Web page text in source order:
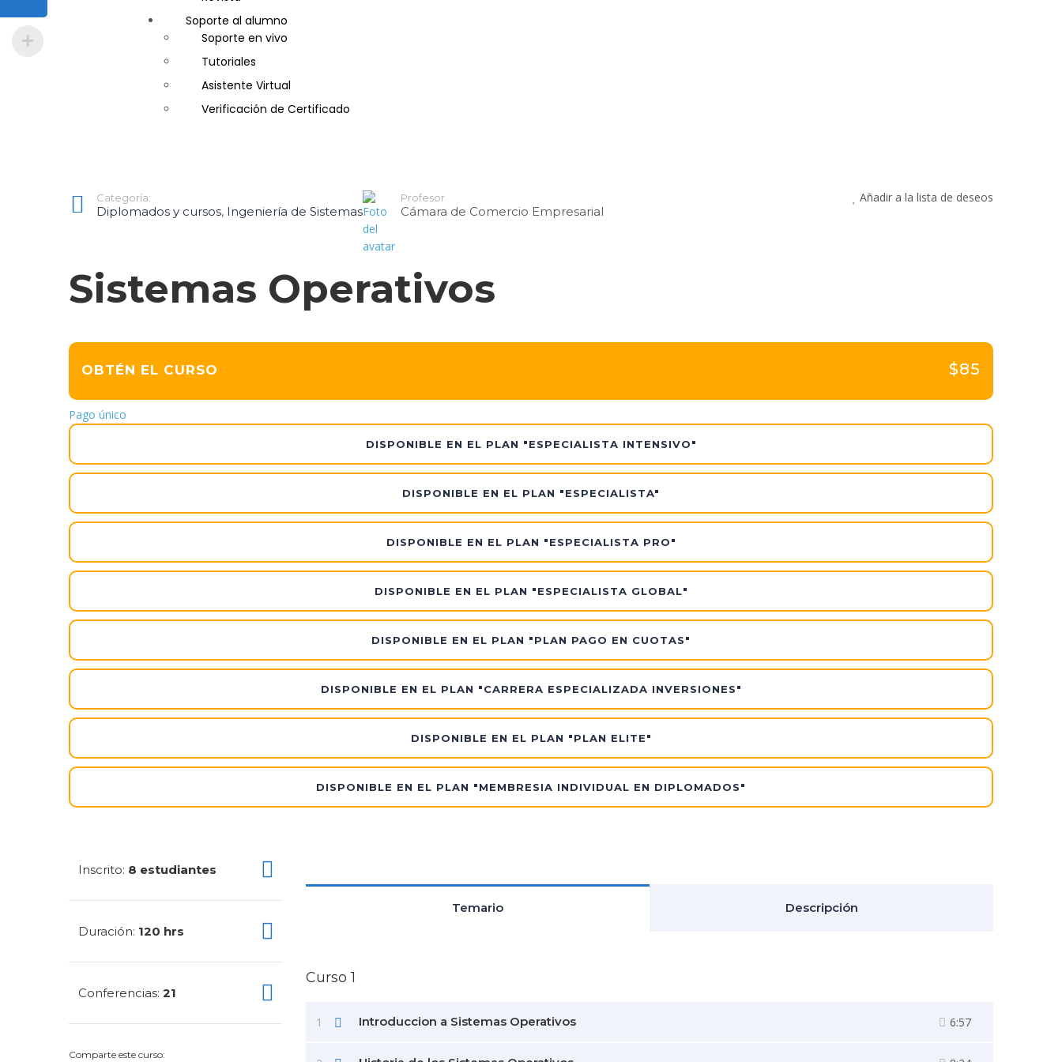
Guía de Turismo
Inglés Americano
Marketing y Publicidad
Medio Ambiente y Seguridad
Plataforma Bancaria y Comercial
Ventas de Productos y Servicios Financieros
Visitador Médico
Soporte al alumno
Soporte en vivo
Tutoriales
Asistente Virtual
Verificación de Certificado
Categoría:
Diplomados y cursos, Ingeniería de Sistemas
Profesor
Cámara de Comercio Empresarial
Añadir a la lista de deseos
Sistemas Operativos
OBTÉN EL CURSO $85
Pago único
DISPONIBLE EN EL PLAN "ESPECIALISTA INTENSIVO"
DISPONIBLE EN EL PLAN "ESPECIALISTA"
DISPONIBLE EN EL PLAN "ESPECIALISTA PRO"
DISPONIBLE EN EL PLAN "ESPECIALISTA GLOBAL"
DISPONIBLE EN EL PLAN "PLAN PAGO EN CUOTAS"
DISPONIBLE EN EL PLAN "CARRERA ESPECIALIZADA INVERSIONES"
DISPONIBLE EN EL PLAN "PLAN ELITE"
DISPONIBLE EN EL PLAN "MEMBRESIA INDIVIDUAL EN DIPLOMADOS"
Inscrito: 8 estudiantes
Duración: 120 hrs
Conferencias: 21
Comparte este curso:
Temario Descripción
Curso 1
1 Introduccion a Sistemas Operativos 6:57